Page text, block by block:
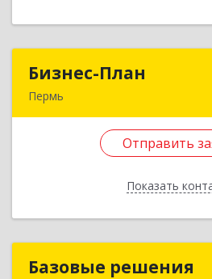
Бизнес-План
Пермь
Отправить
Показать
Черняховского
Базовые решения